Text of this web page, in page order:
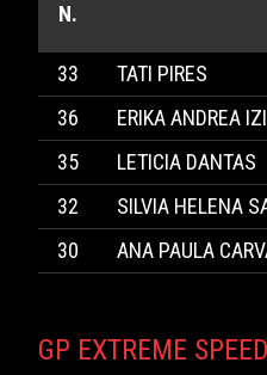
N.
33
TATI PIRES
36
ERIKA ANDREA
35
LETICIA DANTAS
32
SILVIA HELENA
30
ANA PAULA
GP EXTREME